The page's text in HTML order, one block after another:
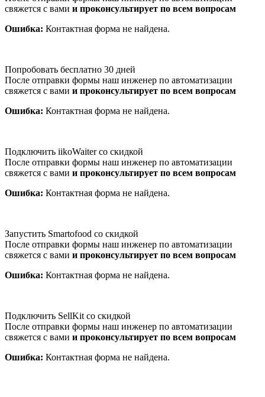
свяжется с вами и проконсультирует по всем вопросам
Ошибка: Контактная форма не найдена.
Попробовать бесплатно 30 дней
После отправки формы наш инженер по автоматизации
свяжется с вами и проконсультирует по всем вопросам
Ошибка: Контактная форма не найдена.
Подключить iikoWaiter со скидкой
После отправки формы наш инженер по автоматизации
свяжется с вами и проконсультирует по всем вопросам
Ошибка: Контактная форма не найдена.
Запустить Smartofood со скидкой
После отправки формы наш инженер по автоматизации
свяжется с вами и проконсультирует по всем вопросам
Ошибка: Контактная форма не найдена.
Подключить SellKit со скидкой
После отправки формы наш инженер по автоматизации
свяжется с вами и проконсультирует по всем вопросам
Ошибка: Контактная форма не найдена.